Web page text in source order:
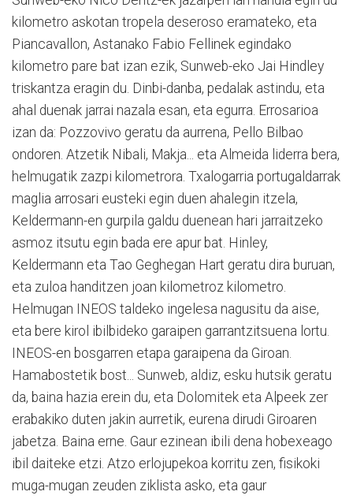
kilometro askotan tropela deseroso eramateko, eta
Piancavallon, Astanako Fabio Fellinek egindako
kilometro pare bat izan ezik, Sunweb-eko Jai Hindley
triskantza eragin du. Dinbi-danba, pedalak astindu, eta
ahal duenak jarrai nazala esan, eta egurra. Errosarioa
izan da: Pozzovivo geratu da aurrena, Pello Bilbao
ondoren. Atzetik Nibali, Makja... eta Almeida liderra bera,
helmugatik zazpi kilometrora. Txalogarria portugaldarrak
maglia arrosari eusteki egin duen ahalegin itzela,
Keldermann-en gurpila galdu duenean hari jarraitzeko
asmoz itsutu egin bada ere apur bat. Hinley,
Keldermann eta Tao Geghegan Hart geratu dira buruan,
eta zuloa handitzen joan kilometroz kilometro.
Helmugan INEOS taldeko ingelesa nagusitu da aise,
eta bere kirol ibilbideko garaipen garrantzitsuena lortu.
INEOS-en bosgarren etapa garaipena da Giroan.
Hamabostetik bost... Sunweb, aldiz, esku hutsik geratu
da, baina hazia erein du, eta Dolomitek eta Alpeek zer
erabakiko duten jakin aurretik, eurena dirudi Giroaren
jabetza. Baina erne. Gaur ezinean ibili dena hobexeago
ibil daiteke etzi. Atzo erlojupekoa korritu zen, fisikoki
muga-mugan zeuden ziklista asko, eta gaur